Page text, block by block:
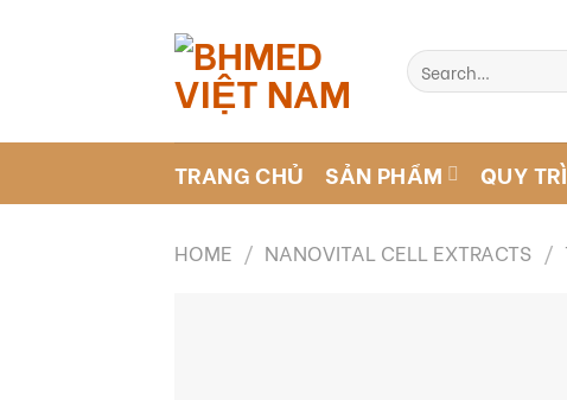
Search
for:
TRANG CHỦ SẢN PHẨM QUY
HOME / NANOVITAL CELL EXTRACTS /